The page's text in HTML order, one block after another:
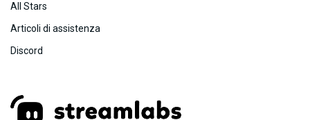
All Stars
Articoli di assistenza
Discord